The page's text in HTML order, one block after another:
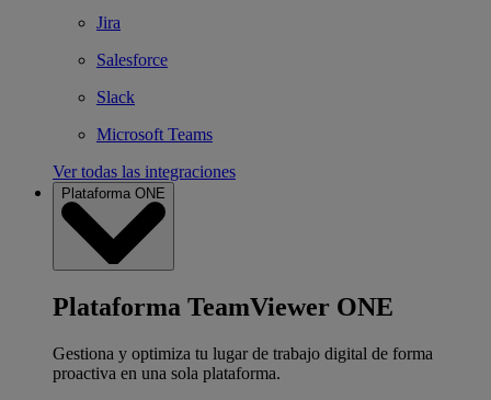
Jira
Salesforce
Slack
Microsoft Teams
Ver todas las integraciones
Plataforma ONE
Plataforma TeamViewer ONE
Gestiona y optimiza tu lugar de trabajo digital de forma
proactiva en una sola plataforma.